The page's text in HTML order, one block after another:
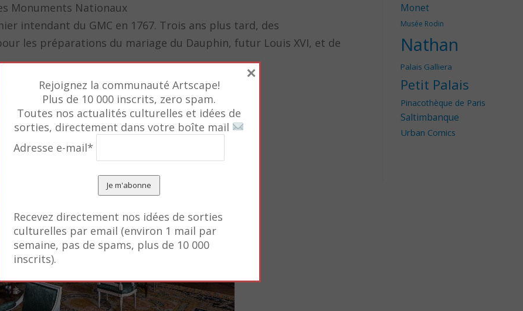
Monuments Nationaux
intendant du GMC en 1767. Trois ans plus tard, des
les préparations du mariage du Dauphin, futur Louis XVI, et de
Monet
Musée Rodin
Nathan
Palais Galliera
Petit Palais
Pinacothèque de Paris
Saltimbanque
Urban Comics
Rejoignez la communauté Artscape!
Plus de 10 000 inscrits, zero spam.
Toutes nos actualités culturelles et idées de
sorties, directement dans votre boîte mail
Adresse e-mail*
Recevez directement nos idées de sorties
culturelles par email (environ 1 mail par
semaine, pas de spams, plus de 10 000
inscrits).
×